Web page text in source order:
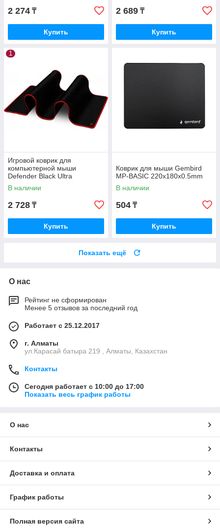
2 274 ₸
Купить
2 689 ₸
Купить
1
Игровой коврик для
компьютерной мыши
Defender Black Ultra
800х300х3мм черный 50561
В наличии
2 728 ₸
Купить
Коврик для мыши Gembird
MP-BASIC 220x180x0.5mm
В наличии
504 ₸
Купить
Показать ещё
О нас
Рейтинг не сформирован
Менее 5 отзывов за последний год
Работает с 25.12.2017
г. Алматы
ул.Карасай батыра 219 , Алматы, Казахстан
Контакты
Сегодня работает с 10:00 до 17:00
Показать весь график работы
О нас
Контакты
Доставка и оплата
График работы
Полная версия сайта